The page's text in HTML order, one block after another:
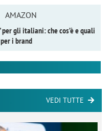
AMAZON
per gli italiani: che cos’è e quali
i brand
VEDI TUTTE